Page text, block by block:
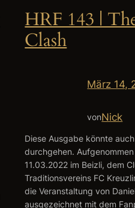
HRF 143 |
Clash
März 14,
vonNick
Diese Ausgabe könnte
durchgehen.
11.03.2022 im Beizli, dem
Traditionsvereins FC
die Veranstaltung von
ausgezeichnet mit dem